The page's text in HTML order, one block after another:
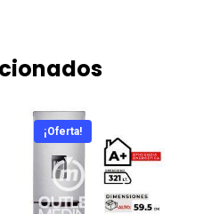
¡Oferta!